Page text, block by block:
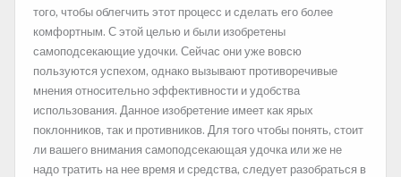
того, чтобы облегчить этот процесс и сделать его более
комфортным. С этой целью и были изобретены
самоподсекающие удочки. Сейчас они уже вовсю
пользуются успехом, однако вызывают противоречивые
мнения относительно эффективности и удобства
использования. Данное изобретение имеет как ярых
поклонников, так и противников. Для того чтобы понять, стоит
ли вашего внимания самоподсекающая удочка или же не
надо тратить на нее время и средства, следует разобраться в